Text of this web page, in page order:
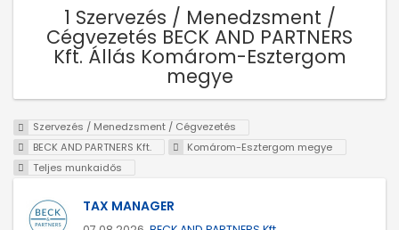
1 Szervezés / Menedzsment /
Cégvezetés BECK AND PARTNERS
Kft. Állás Komárom-Esztergom
megye
Szervezés / Menedzsment / Cégvezetés
BECK AND PARTNERS Kft.
Komárom-Esztergom megye
Teljes munkaidős
TAX MANAGER